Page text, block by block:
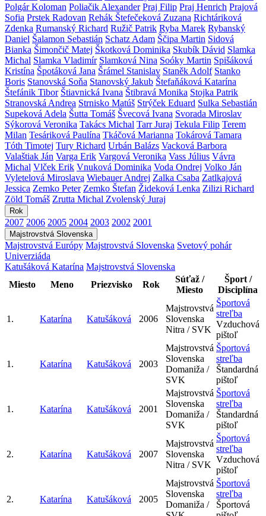
Polgár Koloman Poliačik Alexander Praj Filip Praj Henrich Prajová
Sofia Prstek Radovan Rehák Štefečeková Zuzana Richtáriková
Zdenka Rumanský Richard Ružič Patrik Ryba Marek Rybanský
Daniel Šalamon Sebastián Schatz Adam Ščipa Martin Sidová
Bianka Šimončič Matej Škotková Dominika Skubík Dávid Slamka
Michal Slamka Vladimír Slamková Nina Soóky Martin Spišáková
Kristína Špotáková Jana Šrámel Stanislav Staněk Adolf Stanko
Boris Stanovská Soňa Stanovský Jakub Štefaňáková Katarína
Štefánik Tibor Štiavnická Ivana Štibravá Monika Stojka Patrik
Stranovská Andrea Strnisko Matúš Strýček Eduard Sulka Sebastián
Supeková Adela Šutta Tomáš Švecová Ivana Svorada Miroslav
Sýkorová Veronika Takács Michal Tarr Juraj Tekula Filip Terem
Milan Tesáriková Paulína Tkáčová Marianna Tokárová Tamara
Tóth Timotej Tury Richard Urbán Balázs Vacková Barbora
Valaštiak Ján Varga Erik Vargová Veronika Vass Július Vávra
Michal Vlček Erik Vnuková Dominika Voda Ondrej Volko Ján
Vyletelová Miroslava Wiebauer Andrej Zalka Csaba Zatlkajová
Jessica Zemko Peter Zemko Štefan Žideková Lenka Zilizi Richard
Zöld Tomáš Zrutta Michal Zvolenský Juraj
Rok
2007 2006 2005 2004 2003 2002 2001
Majstrovstvá Slovenska
Majstrovstvá Európy Majstrovstvá Slovenska Svetový pohár
Univerziáda
Katušáková Katarína Majstrovstvá Slovenska
Miesto
Meno Priezvisko Rok
Súťaž /
Miesto
Šport /
Disciplína
1. Katarína Katušáková 2006
Majstrovstvá
Slovenska
Nitra / SVK
Športová
streľba
Vzduchová
pištoľ
1. Katarína Katušáková 2003
Majstrovstvá
Slovenska
Domaniža /
SVK
Športová
streľba
Štandardná
pištoľ
1. Katarína Katušáková 2001
Majstrovstvá
Slovenska
Domaniža /
SVK
Športová
streľba
Štandardná
pištoľ
2. Katarína Katušáková 2007
Majstrovstvá
Slovenska
Nitra / SVK
Športová
streľba
Vzduchová
pištoľ
2. Katarína Katušáková 2005
Majstrovstvá
Slovenska
Domaniža /
Športová
streľba
Športová